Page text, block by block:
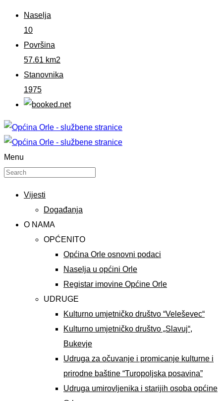
Naselja
10
Površina
57.61 km2
Stanovnika
1975
Menu
Vijesti
Događanja
O NAMA
OPĆENITO
Općina Orle osnovni podaci
Naselja u općini Orle
Registar imovine Općine Orle
UDRUGE
Kulturno umjetničko društvo “Veleševec“
Kulturno umjetničko društvo „Slavuj“,
Bukevje
Udruga za očuvanje i promicanje kulturne i
prirodne baštine “Turopoljska posavina”
Udruga umirovljenika i starijih osoba općine